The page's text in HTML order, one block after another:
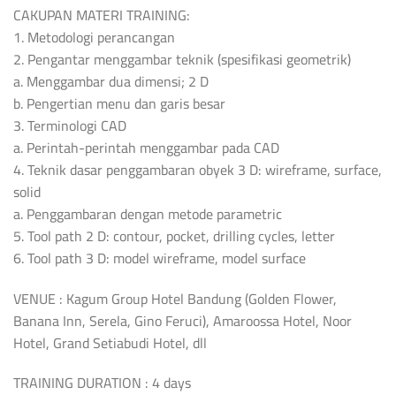
CAKUPAN MATERI TRAINING:
1. Metodologi perancangan
2. Pengantar menggambar teknik (spesifikasi geometrik)
a. Menggambar dua dimensi; 2 D
b. Pengertian menu dan garis besar
3. Terminologi CAD
a. Perintah-perintah menggambar pada CAD
4. Teknik dasar penggambaran obyek 3 D: wireframe, surface,
solid
a. Penggambaran dengan metode parametric
5. Tool path 2 D: contour, pocket, drilling cycles, letter
6. Tool path 3 D: model wireframe, model surface
VENUE : Kagum Group Hotel Bandung (Golden Flower,
Banana Inn, Serela, Gino Feruci), Amaroossa Hotel, Noor
Hotel, Grand Setiabudi Hotel, dll
TRAINING DURATION : 4 days